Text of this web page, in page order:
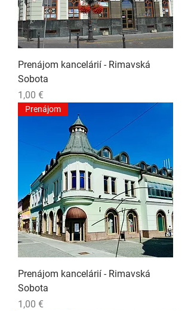
Prenájom kancelárií - Rimavská
Sobota
Cena
1,00 €
Prenájom
Prenájom kancelárií - Rimavská
Sobota
Cena
1,00 €